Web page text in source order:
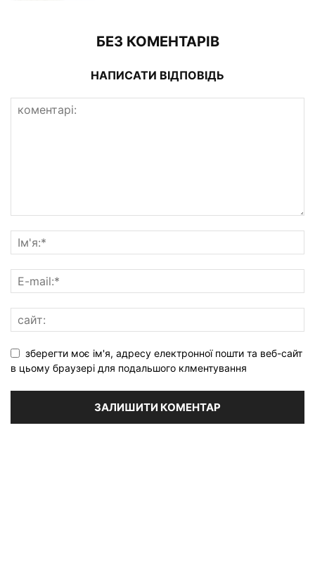
БЕЗ КОМЕНТАРІВ
НАПИСАТИ ВІДПОВІДЬ
зберегти моє ім'я, адресу електронної пошти та веб-сайт
в цьому браузері для подальшого клментування